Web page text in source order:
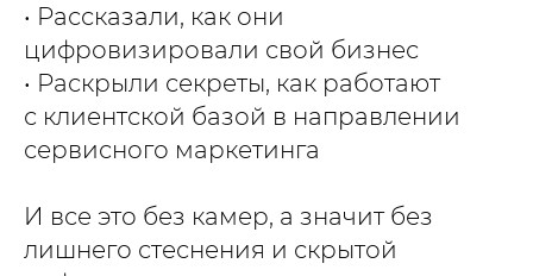
• Рассказали, как они
цифровизировали свой бизнес
• Раскрыли секреты, как работают
с клиентской базой в направлении
сервисного маркетинга
И все это без камер, а значит без
лишнего стеснения и скрытой